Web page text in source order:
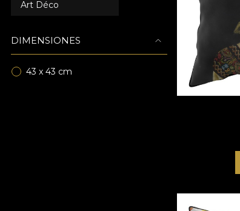
Art Déco
DIMENSIONES
43 x 43 cm